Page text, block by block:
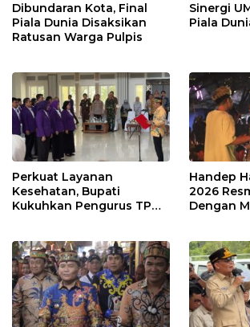
Dibundaran Kota, Final
Piala Dunia Disaksikan
Ratusan Warga Pulpis
Sinergi
Piala
Perkuat Layanan
Kesehatan, Bupati
Kukuhkan Pengurus TP
Handep
2026
Dengan